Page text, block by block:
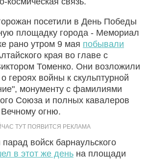
посетили в День Победы
площадку города - Мемориал
рано утром 9 мая побывали
края во главе с
Томенко. Они возложили
героях войны к скульптурной
монументу с фамилиями
Союза и полных кавалеров
огню.
войск барнаульского
в этот же день на площади